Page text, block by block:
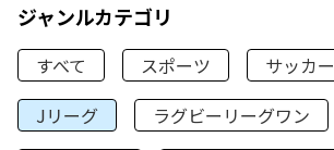
ジャンルカテゴリ
すべて スポーツ
サッカー
Jリーグ
ラグビーリーグワン